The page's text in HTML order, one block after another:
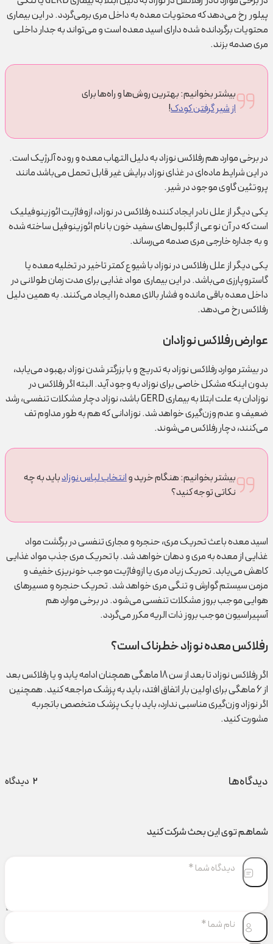
پیلور رخ می‌دهد که محتویات معده به داخل مری بر‌می‌گردد. در این بیماری
محتویات برگردانده شده دارای اسید معده است و می‌تواند به جدار داخلی
مری صدمه بزند.
بیشتر بخوانیم: بهترین روش‌ها و راه‌ها برای
از شیر گرفتن کودک!
در برخی موارد هم رفلاکس نوزاد به دلیل التهاب معده و روده آلرژیک است.
در این شرایط ماده‌ای در غذای نوزاد برایش غیر قابل تحمل می‌باشد مانند
پروتئین گاوی موجود در شیر.
یکی دیگر از علل نادر ایجاد کننده رفلاکس در نوزاد، ازوفاژیت ائوزینوفیلیک
است که در آن نوعی از گلبول‌های سفید خون با نام ائوزینوفیل ساخته شده
و به جداره خارجی مری صدمه می‌رساند.
یکی دیگر از علل رفلاکس در نوزاد با شیوع کمتر تاخیر در تخلیه معده یا
گاستروپارزی می‌باشد. در این بیماری مواد غذایی برای مدت زمان طولانی در
داخل معده باقی مانده و فشار بالای معده را ایجاد می‌کنند. به همین دلیل
رفلاکس رخ می‌دهد.
عوارض رفلاكس نوزادان
در بیشتر موارد رفلاکس نوزاد به تدریج و با بزرگتر شدن نوزاد بهبود می‌یابد،
بدون اینکه مشکل خاصی برای نوزاد به وجود آید. البته اگر رفلاکس در
نوزادان به علت ابتلا به بیماری GERD باشد، نوزاد دچار مشکلات تنفسی، رشد
ضعیف و عدم وزن‌گیری خواهد شد. نوزادانی که هم به طور مداوم تف
می‌کنند، دچار رفلاکس می‌شوند.
بیشتر بخوانیم: هنگام خرید وانتخاب لباس نوزادباید به چه
نکاتی توجه کنید؟
اسید معده باعث تحریک مری، حنجره و مجاری تنفسی در برگشت مواد
غذایی از معده به مری و دهان خواهد شد. با تحریک مری جذب مواد غذایی
کاهش می‌یابد. تحریک زیاد مری یا ازوفاژیت موجب خونریزی خفیف و
مزمن سیستم گوارش و تنگی مری خواهد شد. تحریک حنجره و مسیرهای
هوایی موجب بروز مشکلات تنفسی می‌شود. در برخی موارد هم
آسپیراسیون موجب بروز ذات الریه مکرر می‌گردد.
رفلاکس معده نوزاد خطرناک است؟
اگر رفلاکس نوزاد تا بعد از سن 18 ماهگی همچنان ادامه یابد و یا رفلاکس بعد
از 6 ماهگی برای اولین بار اتفاق افتد، باید به پزشک مراجعه کنید. همچنین
اگر نوزاد وزن‌گیری مناسبی ندارد، باید با یک پزشک متخصص با‌تجربه
مشورت کنید.
دیدگاه‌ها 2 دیدگاه
شماهم توی این بحث شرکت کنید